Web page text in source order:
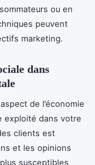
ou en
peuvent
marketing.
dans
de l’économie
exploité dans votre
clients est
et les opinions
susceptibles